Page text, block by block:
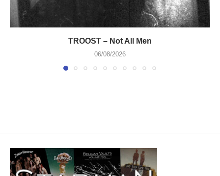
TROOST – Not All Men
06/08/2026